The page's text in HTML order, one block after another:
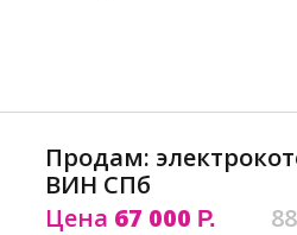
Продам:
ВИН СПб
Цена 67 000 Р.